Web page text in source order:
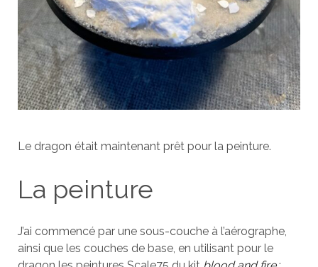
Le dragon était maintenant prêt pour la peinture.
La peinture
J’ai commencé par une sous-couche à l’aérographe,
ainsi que les couches de base, en utilisant pour le